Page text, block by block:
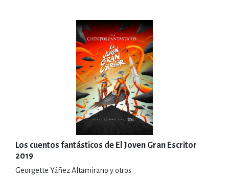
Los cuentos fantásticos de El Joven Gran Escritor
2019
Georgette Yáñez Altamirano y otros